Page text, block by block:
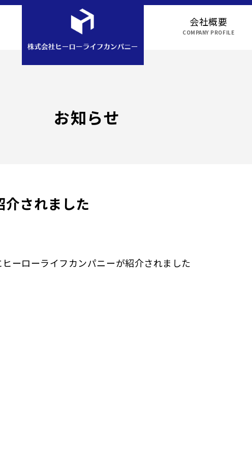
会社概要
COMPANY PROFILE
お知らせ
されました
ーローライフカンパニーが紹介されました